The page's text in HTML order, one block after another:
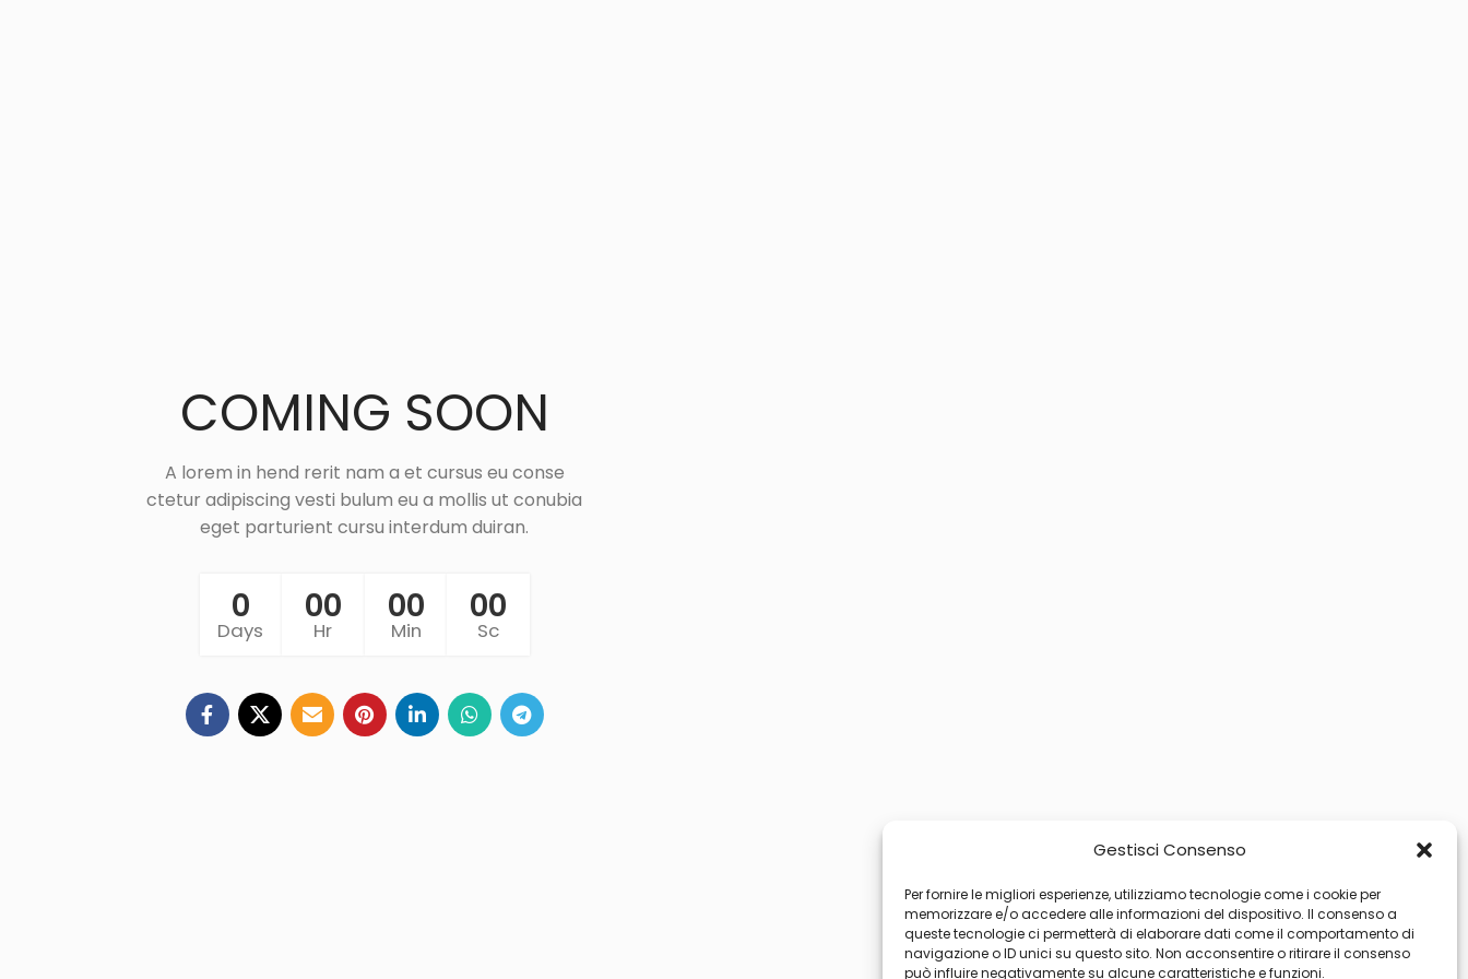
Gestisci Consenso
Per fornire le migliori esperienze, utilizziamo tecnologie come i cookie per
memorizzare e/o accedere alle informazioni del dispositivo. Il consenso a
queste tecnologie ci permetterà di elaborare dati come il comportamento di
navigazione o ID unici su questo sito. Non acconsentire o ritirare il consenso
può influire negativamente su alcune caratteristiche e funzioni.
COMING SOON
A lorem in hend rerit nam a et cursus eu conse
ctetur adipiscing vesti bulum eu a mollis ut conubia
eget parturient cursu interdum duiran.
0
Days
00
Hr
00
Min
00
Sc